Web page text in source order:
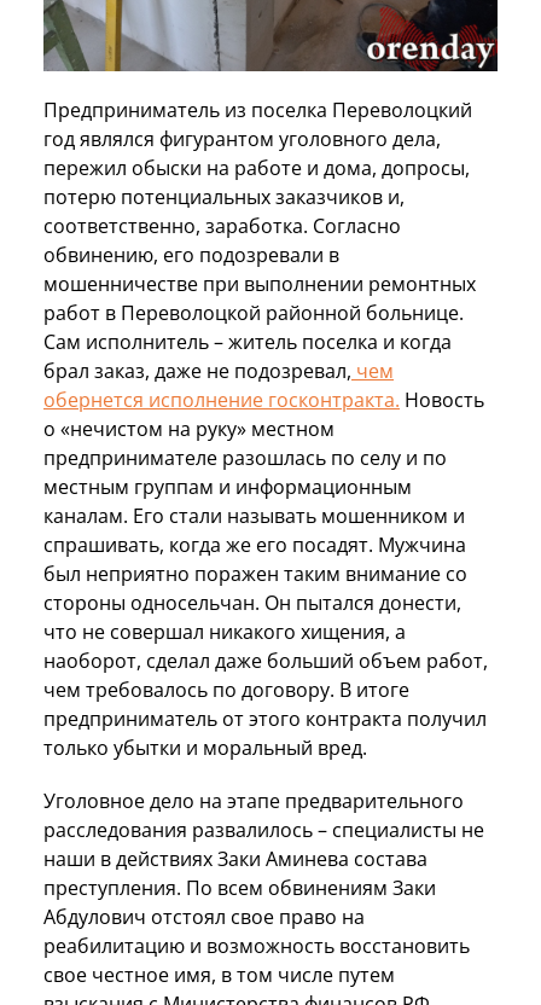
Предприниматель из поселка Переволоцкий
год являлся фигурантом уголовного дела,
пережил обыски на работе и дома, допросы,
потерю потенциальных заказчиков и,
соответственно, заработка. Согласно
обвинению, его подозревали в
мошенничестве при выполнении ремонтных
работ в Переволоцкой районной больнице.
Сам исполнитель – житель поселка и когда
брал заказ, даже не подозревал, чем
обернется исполнение госконтракта. Новость
о «нечистом на руку» местном
предпринимателе разошлась по селу и по
местным группам и информационным
каналам. Его стали называть мошенником и
спрашивать, когда же его посадят. Мужчина
был неприятно поражен таким внимание со
стороны односельчан. Он пытался донести,
что не совершал никакого хищения, а
наоборот, сделал даже больший объем работ,
чем требовалось по договору. В итоге
предприниматель от этого контракта получил
только убытки и моральный вред.
Уголовное дело на этапе предварительного
расследования развалилось – специалисты не
наши в действиях Заки Аминева состава
преступления. По всем обвинениям Заки
Абдулович отстоял свое право на
реабилитацию и возможность восстановить
свое честное имя, в том числе путем